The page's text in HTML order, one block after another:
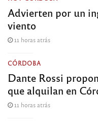
Advierten por un
viento
11 horas atrás
CÓRDOBA
Dante Rossi
que alquilan en
11 horas atrás